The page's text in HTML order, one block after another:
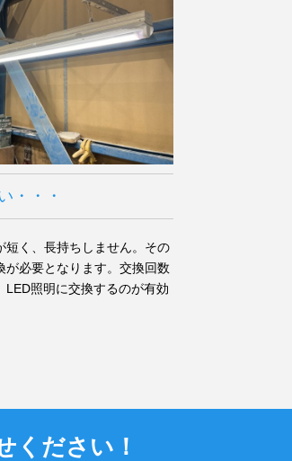
・・・
短く、長持ちしません。その
が必要となります。交換回数
LED照明に交換するのが有効
ください！